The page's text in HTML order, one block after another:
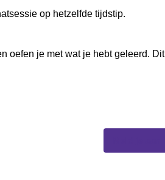
op hetzelfde tijdstip.
oefen je met wat je hebt geleerd. Dit